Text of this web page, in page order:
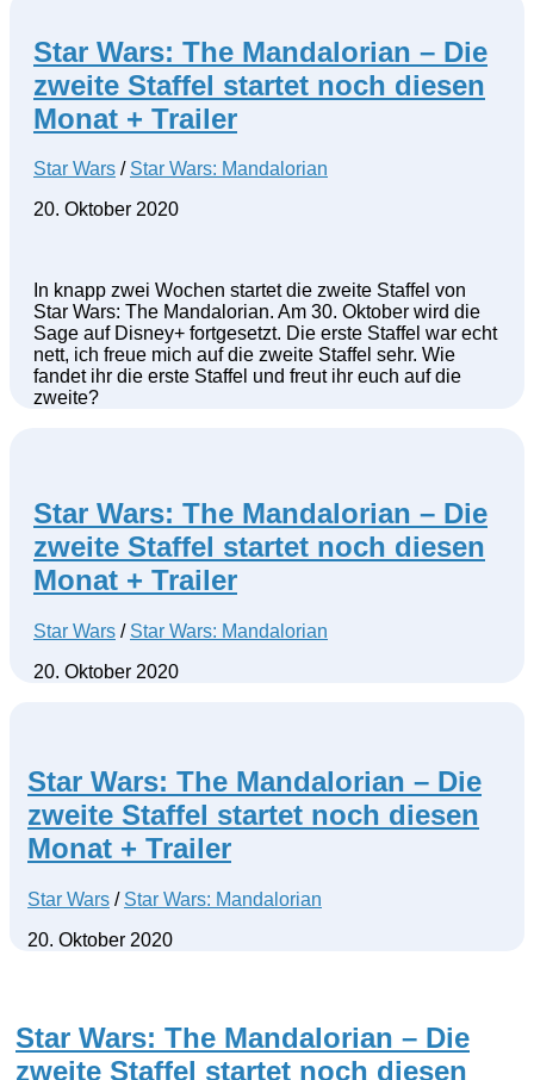
Star Wars: The Mandalorian – Die
zweite Staffel startet noch diesen
Monat + Trailer
Star Wars / Star Wars: Mandalorian
20. Oktober 2020
In knapp zwei Wochen startet die zweite Staffel von
Star Wars: The Mandalorian. Am 30. Oktober wird die
Sage auf Disney+ fortgesetzt. Die erste Staffel war echt
nett, ich freue mich auf die zweite Staffel sehr. Wie
fandet ihr die erste Staffel und freut ihr euch auf die
zweite?
Star Wars: The Mandalorian – Die
zweite Staffel startet noch diesen
Monat + Trailer
Star Wars / Star Wars: Mandalorian
20. Oktober 2020
Star Wars: The Mandalorian – Die
zweite Staffel startet noch diesen
Monat + Trailer
Star Wars / Star Wars: Mandalorian
20. Oktober 2020
Star Wars: The Mandalorian – Die
zweite Staffel startet noch diesen